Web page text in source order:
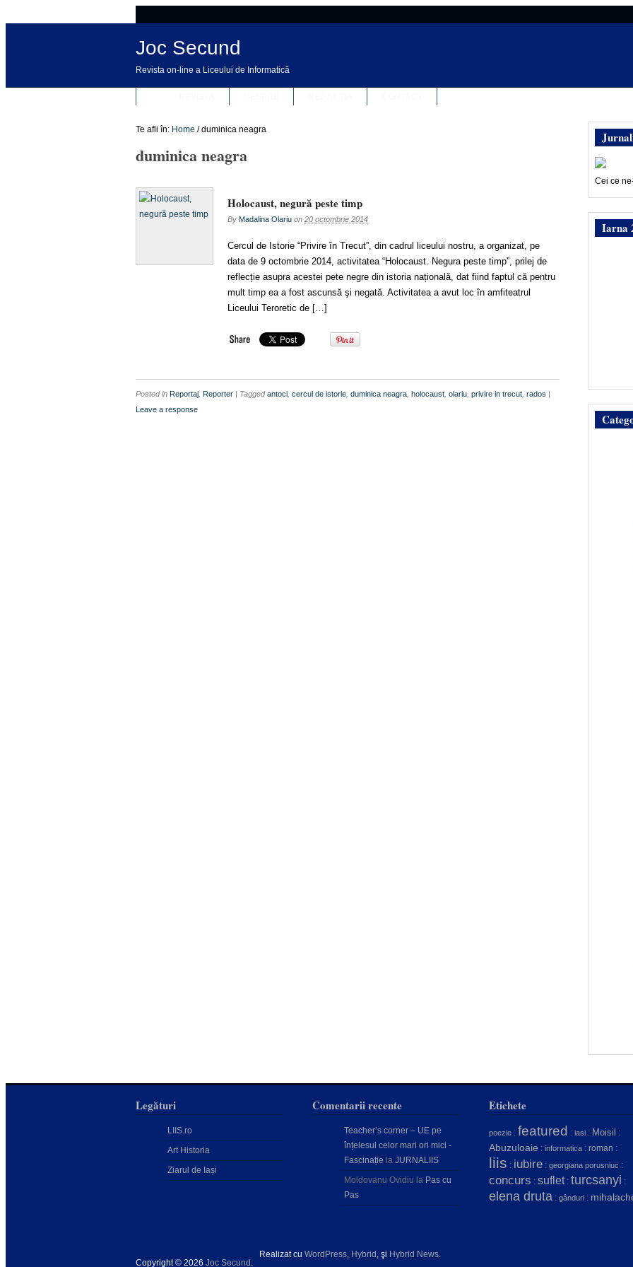
Joc Secund
Revista on-line a Liceului de Informatică
Te afli în: Home / duminica neagra
duminica neagra
Holocaust, negură peste timp
By Madalina Olariu on 20 octombrie 2014
Cercul de Istorie “Privire în Trecut”, din cadrul liceului nostru, a organizat, pe
data de 9 octombrie 2014, activitatea “Holocaust. Negura peste timp”, prilej de
reflecție asupra acestei pete negre din istoria națională, dat fiind faptul că pentru
mult timp ea a fost ascunsă şi negată. Activitatea a avut loc în amfiteatrul
Liceului Teroretic de […]
Posted in Reportaj Reporter | Taggedantoci cercul de istorie duminica neagra holocaust olariu privire in trecut rados |
Leave a response
Cei ce
Iarna
Legături
LIIS.ro
Art Historia
Ziarul de Iași
Comentarii recente
Teacher’s corner – UE pe
înțelesul celor mari ori mici -
Fascinație la JURNALIIS
Moldovanu Ovidiu la Pas cu
Pas
Etichete
poezie : featured : iasi : Moisil :
Abuzuloaie : informatica : roman :
liis : iubire : georgiana porusniuc :
concurs : suflet: turcsanyi :
elena druta : gânduri :
Copyright © 2026 Joc Secund .
Realizat cu WordPress, Hybrid , şi Hybrid News.